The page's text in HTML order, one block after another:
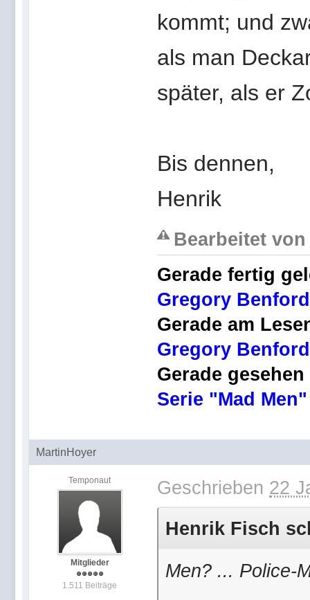
kommt; und
als man
später, als er
Bis dennen,
Henrik
Bearbeitet
Gerade fertig
Gregory
Gerade am
Gregory
Gerade gesehen
Serie "Mad Men"
MartinHoyer
Temponaut
Mitglieder
1.511 Beiträge
Geschrieben 22
Henrik Fisch
Men? ... Police-